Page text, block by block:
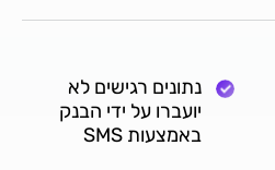
נתונים רגישים לא
יועברו על ידי הבנק
באמצעות SMS